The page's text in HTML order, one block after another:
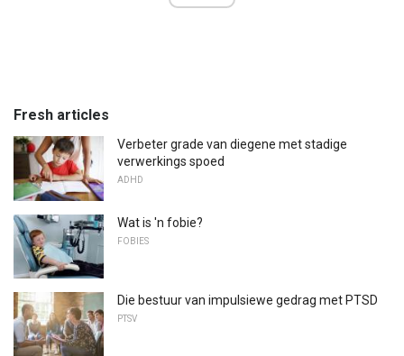
Fresh articles
Verbeter grade van diegene met stadige
verwerkings spoed
ADHD
Wat is 'n fobie?
FOBIES
Die bestuur van impulsiewe gedrag met PTSD
PTSV